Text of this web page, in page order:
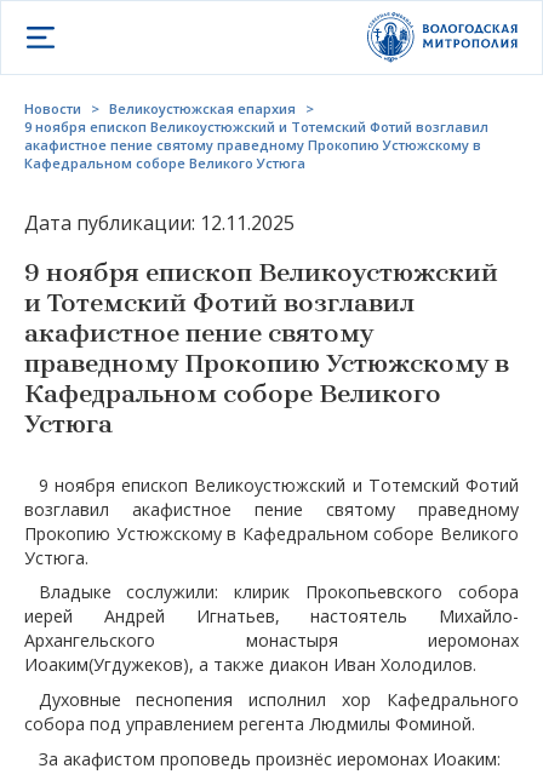
Открыть меню
Новости > Великоустюжская епархия
>
9 ноября епископ Великоустюжский и Тотемский Фотий возглавил
акафистное пение святому праведному Прокопию Устюжскому в
Кафедральном соборе Великого Устюга
Дата публикации: 12.11.2025
9 ноября епископ Великоустюжский
и Тотемский Фотий возглавил
акафистное пение святому
праведному Прокопию Устюжскому в
Кафедральном соборе Великого
Устюга
9 ноября епископ Великоустюжский и Тотемский Фотий
возглавил акафистное пение святому праведному
Прокопию Устюжскому в Кафедральном соборе Великого
Устюга.
Владыке сослужили: клирик Прокопьевского собора
иерей Андрей Игнатьев, настоятель Михайло-
Архангельского монастыря иеромонах
Иоаким(Угдужеков), а также диакон Иван Холодилов.
Духовные песнопения исполнил хор Кафедрального
собора под управлением регента Людмилы Фоминой.
За акафистом проповедь произнёс иеромонах Иоаким: